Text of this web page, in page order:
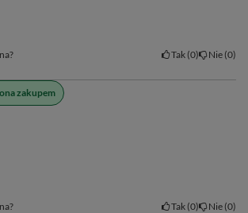
Green 🌿
yerba mate. Produkowana na
w regionie Parana w Brazylii, zachowuje
i wyjątkowy smak, którym możesz cieszyć
Tak 0 Nie 0
zakupem
Tak 0 Nie 0